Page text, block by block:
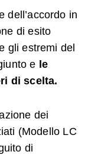
dell’accordo in
di esito
gli estremi del
e le
di scelta.
dei
(Modello LC
di